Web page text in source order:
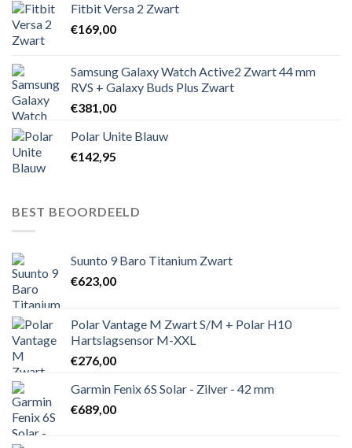
Fitbit Versa 2 Zwart
€169,00
Samsung Galaxy Watch Active2 Zwart 44 mm
RVS + Galaxy Buds Plus Zwart
€381,00
Polar Unite Blauw
€142,95
BEST BEOORDEELD
Suunto 9 Baro Titanium Zwart
€623,00
Polar Vantage M Zwart S/M + Polar H10
Hartslagsensor M-XXL
€276,00
Garmin Fenix 6S Solar - Zilver - 42 mm
€689,00